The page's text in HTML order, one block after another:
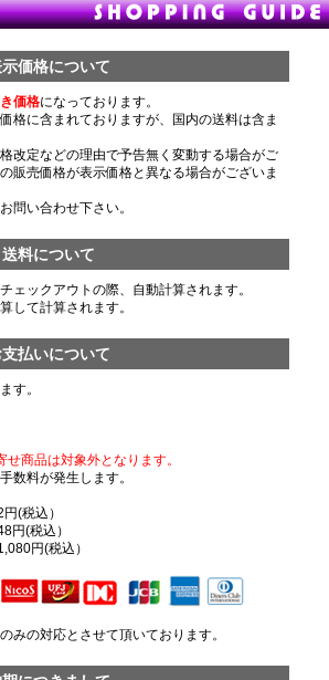
価格について
価格になっております。
格に含まれておりますが、国内の送料は含ま
改定などの理由で予告無く変動する場合がご
販売価格が表示価格と異なる場合がございま
問い合わせ下さい。
送料について
ェックアウトの際、自動計算されます。
して計算されます。
支払いについて
す。
せ商品は対象外となります。
数料が発生します。
(税込）
円(税込）
円(税込）
みの対応とさせて頂いております。